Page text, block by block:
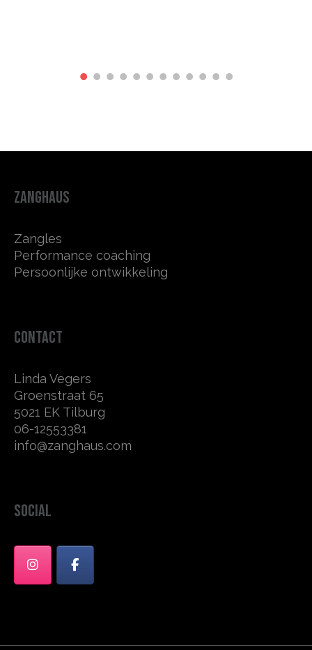
ZANGHAUS
Zangles
Performance coaching
Persoonlijke ontwikkeling
CONTACT
Linda Vegers
Groenstraat 65
5021 EK Tilburg
06-12553381
info@zanghaus.com
SOCIAL